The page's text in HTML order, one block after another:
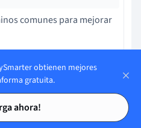
de estudio
de estudio
comunes para mejorar
en la traducción?
tiene un conocimiento
obtienen mejores
gratuita.
ahora!